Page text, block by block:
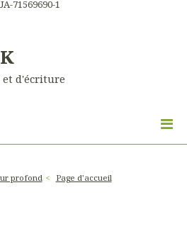
71569690-1
et d'écriture
profond
Page d'accueil